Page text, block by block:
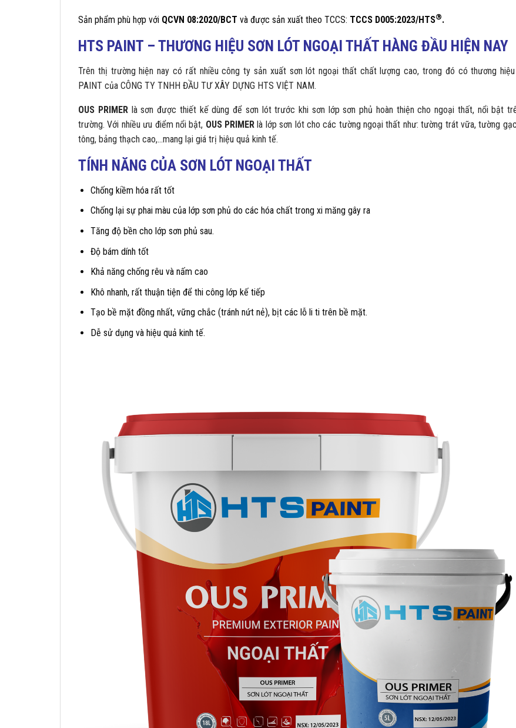
Sản phẩm phù hợp với QCVN 08:2020/BCT và được sản xuất theo TCCS: TCCS D005:2023/HTS®.
HTS PAINT – THƯƠNG HIỆU SƠN LÓT NGOẠI THẤT HÀNG ĐẦU HIỆN NAY
Trên thị trường hiện nay có rất nhiều công ty sản xuất sơn lót ngoại thất chất lượng cao, trong đó có thương
PAINT của CÔNG TY TNHH ĐẦU TƯ XÂY DỰNG HTS VIỆT NAM.
OUS PRIMERlà sơn được thiết kế dùng để sơn lót trước khi sơn lớp sơn phủ hoàn thiện cho ngoại thất, nổi bật
trường. Với nhiều ưu điểm nổi bật, OUS PRIMER là lớp sơn lót cho các tường ngoại thất như: tường trát vữa, tường
tông, bảng thạch cao,…mang lại giá trị hiệu quả kinh tế.
TÍNH NĂNG CỦA SƠN LÓT NGOẠI THẤT
Chống kiềm hóa rất tốt
Chống lại sự phai màu của lớp sơn phủ do các hóa chất trong xi măng gây ra
Tăng độ bền cho lớp sơn phủ sau.
Độ bám dính tốt
Khả năng chống rêu và nấm cao
Khô nhanh, rất thuận tiện để thi công lớp kế tiếp
Tạo bề mặt đồng nhất, vững chắc (tránh nứt nẻ), bịt các lỗ li ti trên bề mặt.
Dễ sử dụng và hiệu quả kinh tế.